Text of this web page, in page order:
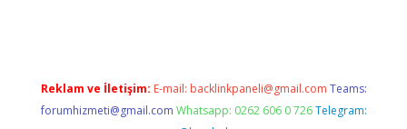
Reklam ve İletişim: E-mail: backlinkpaneli@gmail.com Teams:
forumhizmeti@gmail.com Whatsapp: 0262 606 0 726 Telegram: